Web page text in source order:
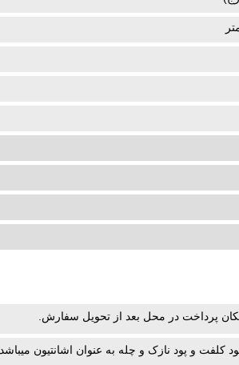
پرداخت در محل بعد از تحویل سفارش.
و پود نازک و چله به عنوان اشانتیون میباشد.